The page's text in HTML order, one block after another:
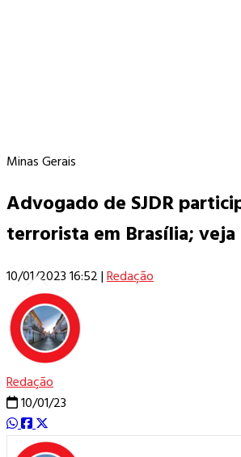
Minas Gerais
Advogado de SJDR
terrorista em Brasília; veja
10/01/2023 16:52|Redação
Redação
10/01/23